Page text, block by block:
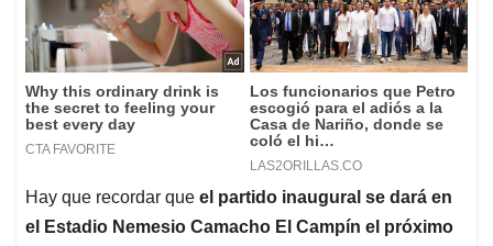
Hay que recordar que el partido inaugural se dará en
el Estadio Nemesio Camacho El Campín el próximo